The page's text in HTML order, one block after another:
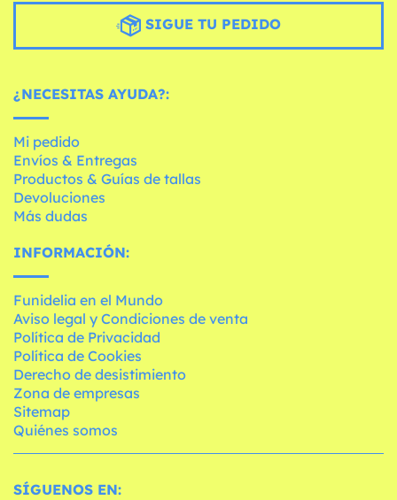
SIGUE TU PEDIDO
¿NECESITAS AYUDA?:
Mi pedido
Envíos & Entregas
Productos & Guías de tallas
Devoluciones
Más dudas
INFORMACIÓN:
Funidelia en el Mundo
Aviso legal y Condiciones de venta
Política de Privacidad
Política de Cookies
Derecho de desistimiento
Zona de empresas
Sitemap
Quiénes somos
SÍGUENOS EN: